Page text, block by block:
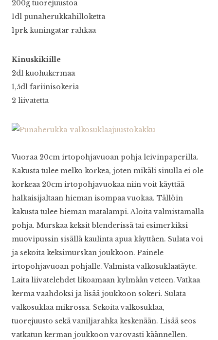
200g tuorejuustoa
1dl punaherukkahilloketta
1prk kuningatar rahkaa
Kinuskikiille
2dl kuohukermaa
1,5dl fariinisokeria
2 liivatetta
Vuoraa 20cm irtopohjavuoan pohja leivinpaperilla.
Kakusta tulee melko korkea, joten mikäli sinulla ei ole
korkeaa 20cm irtopohjavuokaa niin voit käyttää
halkaisijaltaan hieman isompaa vuokaa. Tällöin
kakusta tulee hieman matalampi. Aloita valmistamalla
pohja. Murskaa keksit blenderissä tai esimerkiksi
muovipussin sisällä kaulinta apua käyttäen. Sulata voi
ja sekoita keksimurskan joukkoon. Painele
irtopohjavuoan pohjalle. Valmista valkosuklaatäyte.
Laita liivatelehdet likoamaan kylmään veteen. Vatkaa
kerma vaahdoksi ja lisää joukkoon sokeri. Sulata
valkosuklaa mikrossa. Sekoita valkosuklaa,
tuorejuusto sekä vaniljarahka keskenään. Lisää seos
vatkatun kerman joukkoon varovasti käännellen.